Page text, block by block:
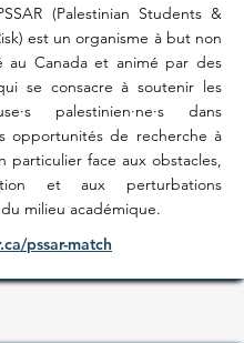
(Palestinian Students &
est un organisme à but non
au Canada et animé par des
se consacre à soutenir les
palestinien·ne·s dans
opportunités de recherche à
particulier face aux obstacles,
et aux perturbations
milieu académique.
pssar-match